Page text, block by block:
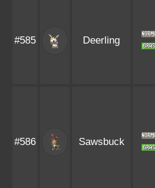
#585 Deerling
#586 Sawsbuck